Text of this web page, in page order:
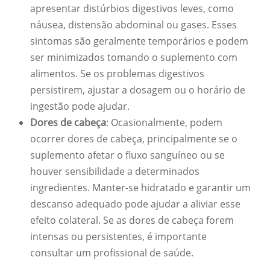
apresentar distúrbios digestivos leves, como
náusea, distensão abdominal ou gases. Esses
sintomas são geralmente temporários e podem
ser minimizados tomando o suplemento com
alimentos. Se os problemas digestivos
persistirem, ajustar a dosagem ou o horário de
ingestão pode ajudar.
Dores de cabeça: Ocasionalmente, podem
ocorrer dores de cabeça, principalmente se o
suplemento afetar o fluxo sanguíneo ou se
houver sensibilidade a determinados
ingredientes. Manter-se hidratado e garantir um
descanso adequado pode ajudar a aliviar esse
efeito colateral. Se as dores de cabeça forem
intensas ou persistentes, é importante
consultar um profissional de saúde.